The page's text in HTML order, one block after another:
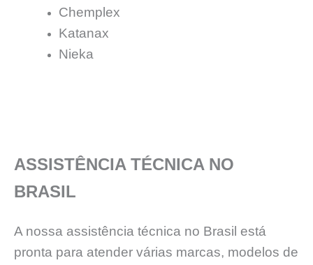
Chemplex
Katanax
Nieka
ASSISTÊNCIA TÉCNICA NO
BRASIL
A nossa assistência técnica no Brasil está
pronta para atender várias marcas, modelos de